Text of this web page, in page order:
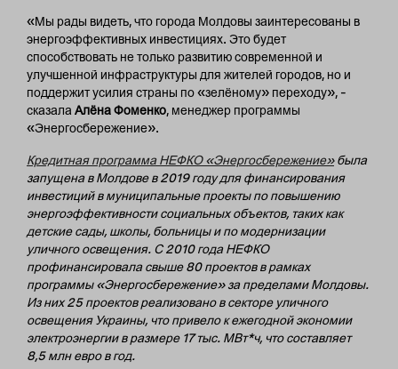
«Мы рады видеть, что города Молдовы заинтересованы в
энергоэффективных инвестициях. Это будет
способствовать не только развитию современной и
улучшенной инфраструктуры для жителей городов, но и
поддержит усилия страны по «зелёному» переходу», –
сказала Алёна Фоменко, менеджер программы
«Энергосбережение».
Кредитная программа НЕФКО «Энергосбережение»была
запущена в Молдове в 2019 году для финансирования
инвестиций в муниципальные проекты по повышению
энергоэффективности социальных объектов, таких как
детские сады, школы, больницы и по модернизации
уличного освещения. С 2010 года НЕФКО
профинансировала свыше 80 проектов в рамках
программы «Энергосбережение» за пределами Молдовы.
Из них 25 проектов реализовано в секторе уличного
освещения Украины, что привело к ежегодной экономии
электроэнергии в размере 17 тыс. МВт*ч, что составляет
8,5 млн евро в год.